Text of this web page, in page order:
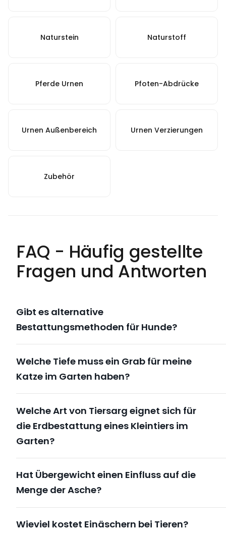
Naturstein Naturstoff
Pferde Urnen Pfoten-Abdrücke
Urnen Außenbereich Urnen Verzierungen
Zubehör
FAQ - Häufig gestellte
Fragen und Antworten
Gibt es alternative
Bestattungsmethoden für Hunde?
Welche Tiefe muss ein Grab für meine
Katze im Garten haben?
Welche Art von Tiersarg eignet sich für
die Erdbestattung eines Kleintiers im
Garten?
Hat Übergewicht einen Einfluss auf die
Menge der Asche?
Wieviel kostet Einäschern bei Tieren?